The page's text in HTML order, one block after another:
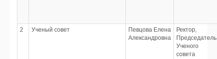
2 Ученый совет
Певцова Елена
Александровна
Ректор,
Председатель
Ученого
совета